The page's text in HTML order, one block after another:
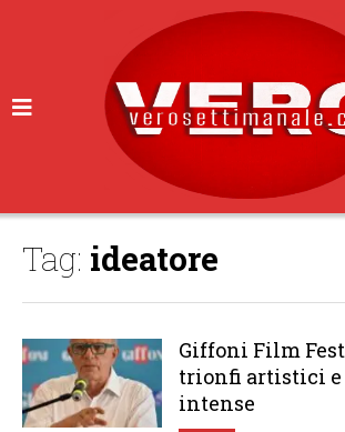
Tag: ideatore
Giffoni Film
trionfi artistici
intense